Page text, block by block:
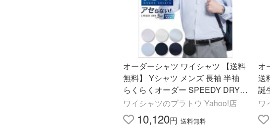
オーダーシャツ ワイシャツ 【送料
無料】 Yシャツ メンズ 長袖 半袖
らくらくオーダー SPEEDY DRY
スピーディードライ 軽井沢シャツ
Y10KZ5002
ワイシャツのプラトウ Yahoo!店
10,120円 送料無料
オ
送
誕
社
ワ